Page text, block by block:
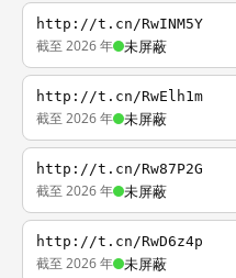
http://t.cn/RwINM5Y
截至 2026 年 未屏蔽
http://t.cn/RwElh1m
截至 2026 年 未屏蔽
http://t.cn/Rw87P2G
截至 2026 年 未屏蔽
http://t.cn/RwD6z4p
截至 2026 年 未屏蔽